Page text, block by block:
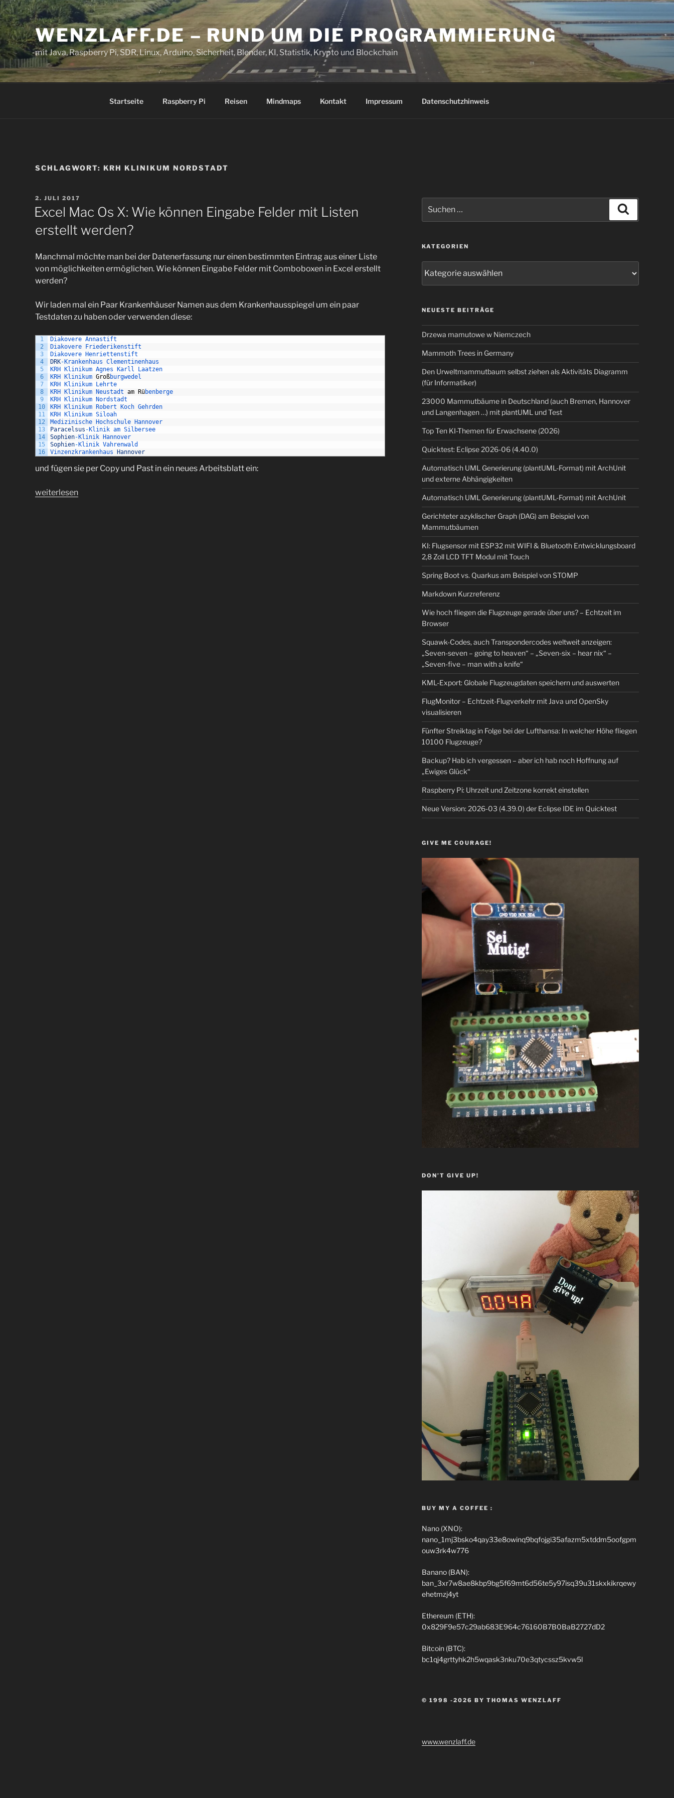
Zum
Inhalt
springen WENZLAFF.DE – RUND UM DIE PROGRAMMIERUNG
mit Java, Raspberry Pi, SDR, Linux, Arduino, Sicherheit, Blender, KI, Statistik, Krypto und Blockchain
Startseite Raspberry Pi Reisen Mindmaps Kontakt Impressum Datenschutzhinweis
SCHLAGWORT: KRH KLINIKUM NORDSTADT
VERÖFFENTLICHT
AM
2. JULI 2017
Excel Mac Os X: Wie können Eingabe Felder mit Listen
erstellt werden?
Manchmal möchte man bei der Datenerfassung nur einen bestimmten Eintrag aus einer Liste
von möglichkeiten ermöglichen. Wie können Eingabe Felder mit Comboboxen in Excel erstellt
werden?
Wir laden mal ein Paar Krankenhäuser Namen aus dem Krankenhausspiegel um ein paar
Testdaten zu haben oder verwenden diese:
1
2
3
4
5
6
7
8
9
10
11
12
13
14
15
16
Diakovere Annastift
Diakovere Friederikenstift
Diakovere Henriettenstift
DRK-Krankenhaus Clementinenhaus
KRH Klinikum Agnes Karll Laatzen
KRH Klinikum Großburgwedel
KRH Klinikum Lehrte
KRH Klinikum Neustadt am Rübenberge
KRH Klinikum Nordstadt
KRH Klinikum Robert Koch Gehrden
KRH Klinikum Siloah
Medizinische Hochschule Hannover
Paracelsus -Klinik am Silbersee
Sophien-Klinik Hannover
Sophien-Klinik Vahrenwald
Vinzenzkrankenhaus Hannover
und fügen sie per Copy und Past in ein neues Arbeitsblatt ein:
„Excel
weiterlesen
nach:
KATEGORIEN
NEUESTE BEITRÄGE
Drzewa mamutowe w Niemczech
Mammoth Trees in Germany
Den Urweltmammutbaum selbst ziehen als Aktivitäts Diagramm
(für Informatiker)
23000 Mammutbäume in Deutschland (auch Bremen, Hannover
und Langenhagen …) mit plantUML und Test
Top Ten KI-Themen für Erwachsene (2026)
Quicktest: Eclipse 2026-06 (4.40.0)
Automatisch UML Generierung (plantUML-Format) mit ArchUnit
und externe Abhängigkeiten
Automatisch UML Generierung (plantUML-Format) mit ArchUnit
Gerichteter azyklischer Graph (DAG) am Beispiel von
Mammutbäumen
KI: Flugsensor mit ESP32 mit WIFI & Bluetooth Entwicklungsboard
2,8 Zoll LCD TFT Modul mit Touch
Spring Boot vs. Quarkus am Beispiel von STOMP
Markdown Kurzreferenz
Wie hoch fliegen die Flugzeuge gerade über uns? – Echtzeit im
Browser
Squawk-Codes, auch Transpondercodes weltweit anzeigen:
„Seven-seven – going to heaven“ – „Seven-six – hear nix“ –
„Seven-five – man with a knife“
KML-Export: Globale Flugzeugdaten speichern und auswerten
FlugMonitor – Echtzeit-Flugverkehr mit Java und OpenSky
visualisieren
Fünfter Streiktag in Folge bei der Lufthansa: In welcher Höhe fliegen
10100 Flugzeuge?
Backup? Hab ich vergessen – aber ich hab noch Hoffnung auf
„Ewiges Glück“
Raspberry Pi: Uhrzeit und Zeitzone korrekt einstellen
Neue Version: 2026-03 (4.39.0) der Eclipse IDE im Quicktest
GIVE ME COURAGE!
DON’T GIVE UP!
BUY MY A COFFEE :
Nano (XNO):
nano_1mj3bsko4qay33e8owinq9bqfojgi35afazm5xtddm5oofgpm
ouw3rk4w776
Banano (BAN):
ban_3xr7w8ae8kbp9bg5f69mt6d56te5y97isq39u31skxkikrqewy
ehetmzj4yt
Ethereum (ETH):
0x829F9e57c29ab683E964c76160B7B0BaB2727dD2
Bitcoin (BTC):
bc1qj4grttyhk2h5wqask3nku70e3qtycssz5kvw5l
© 1998 -2026 BY THOMAS WENZLAFF
www.wenzlaff.de